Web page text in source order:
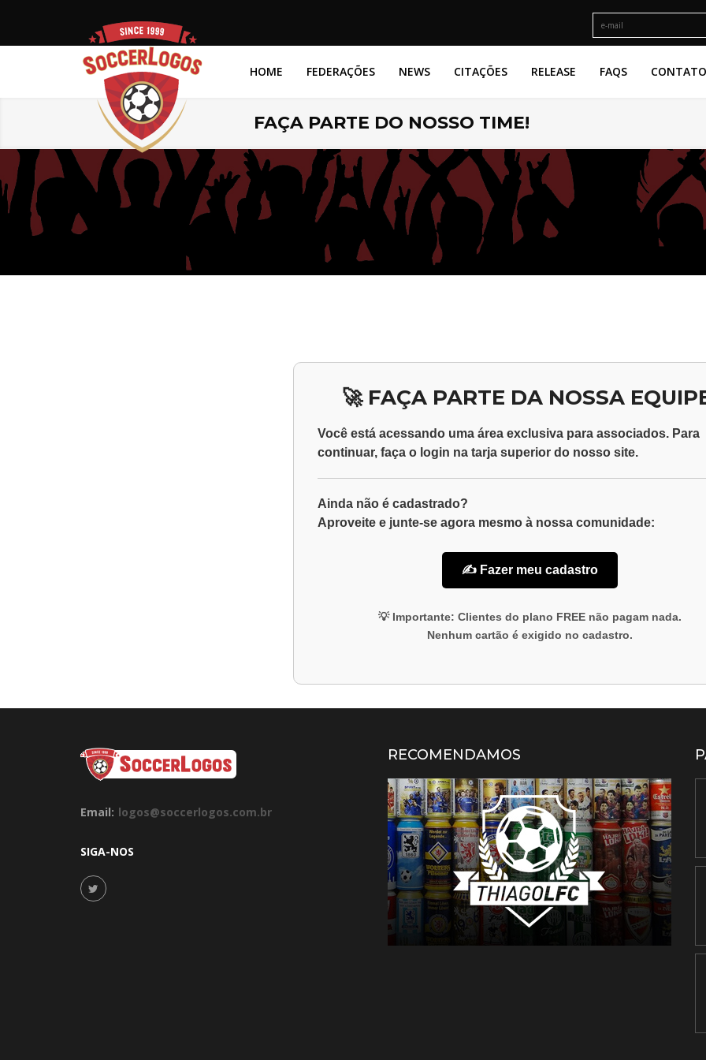
HOME FEDERAÇÕES NEWS CITAÇÕES RELEASE FAQS CONTATO
FAÇA PARTE DO NOSSO TIME!
🚀 FAÇA PARTE DA NOSSA
Você está acessando uma área exclusiva para associados. Para
continuar, faça o login na tarja superior do nosso site.
Ainda não é cadastrado?
Aproveite e junte-se agora mesmo à nossa comunidade:
✍️ Fazer meu cadastro
💡 Importante: Clientes do plano FREEnão pagam nada.
Nenhum cartão é exigido no cadastro.
Email: logos@soccerlogos.com.br
SIGA-NOS
RECOMENDAMOS